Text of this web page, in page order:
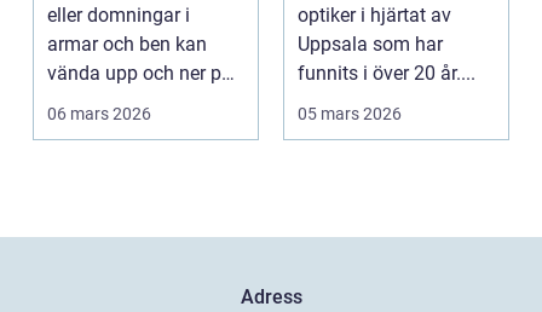
eller domningar i
armar och ben kan
vända upp och ner på
vardagen. Många
06 mars 2026
optiker i hjärtat av
Uppsala som har
funnits i över 20 år....
05 mars 2026
Adress